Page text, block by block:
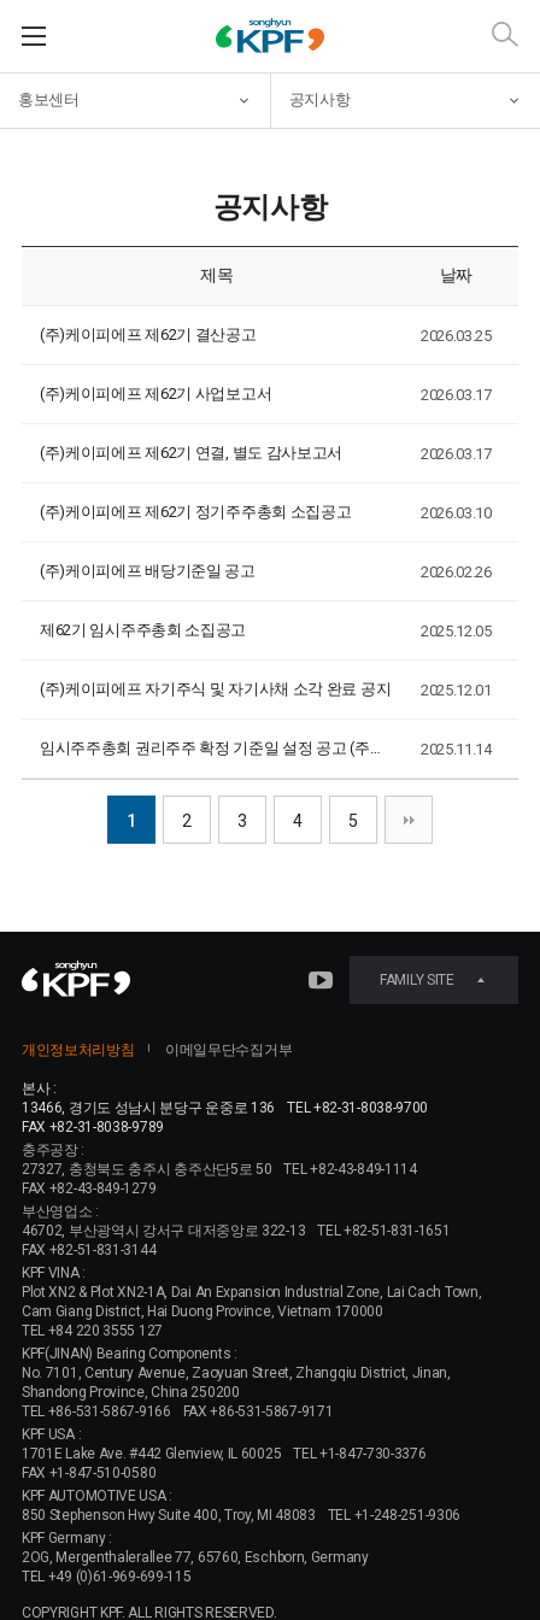
홍보센터 공지사항
공지사항
제목 날짜
(주)케이피에프 제62기 결산공고 2026.03.25
(주)케이피에프 제62기 사업보고서 2026.03.17
(주)케이피에프 제62기 연결, 별도 감사보고서 2026.03.17
(주)케이피에프 제62기 정기주주총회 소집공고 2026.03.10
(주)케이피에프 배당기준일 공고 2026.02.26
제62기 임시주주총회 소집공고 2025.12.05
(주)케이피에프 자기주식 및 자기사채 소각 완료 공지 2025.12.01
임시주주총회 권리주주 확정 기준일 설정 공고 (주주총회 예정일 : 2025.12.22) 2025.11.14
1 2 3 4 5
개인정보처리방침 이메일무단수집거부
본사 :
13466, 경기도 성남시 분당구 운중로 136
TEL +82-31-8038-9700
FAX +82-31-8038-9789
충주공장 :
27327, 충청북도 충주시 충주산단5로 50
TEL +82-43-849-1114
FAX +82-43-849-1279
부산영업소 :
46702, 부산광역시 강서구 대저중앙로 322-13
TEL +82-51-831-1651
FAX +82-51-831-3144
KPF VINA :
Plot XN2 & Plot XN2-1A, Dai An Expansion Industrial Zone, Lai Cach Town,
Cam Giang District, Hai Duong Province, Vietnam 170000
TEL +84 220 3555 127
KPF(JINAN) Bearing Components :
No. 7101, Century Avenue, Zaoyuan Street, Zhangqiu District, Jinan,
Shandong Province, China 250200
TEL +86-531-5867-9166
FAX +86-531-5867-9171
KPF USA :
1701E Lake Ave. #442 Glenview, IL 60025
TEL +1-847-730-3376
FAX +1-847-510-0580
KPF AUTOMOTIVE USA :
850 Stephenson Hwy Suite 400, Troy, MI 48083
TEL +1-248-251-9306
KPF Germany :
2OG, Mergenthalerallee 77, 65760, Eschborn, Germany
TEL +49 (0)61-969-699-115
COPYRIGHT KPF. ALL RIGHTS RESERVED.
FAMILY SITE